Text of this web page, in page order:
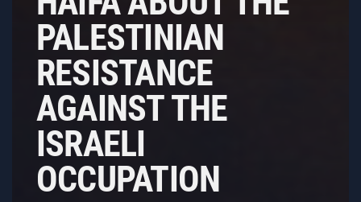
PALESTINIAN
RESISTANCE
AGAINST THE
ISRAELI
OCCUPATION